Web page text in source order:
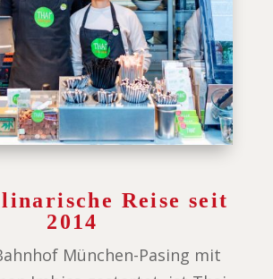
Reise seit
2014
München-Pasing mit